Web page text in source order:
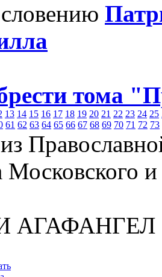
тома
13 14 15 16 17 18 19 20 21 22 23 24 25
61 62 63 64 65 66 67 68 69 70 71 72 73
Московского
АГАФАНГЕЛ